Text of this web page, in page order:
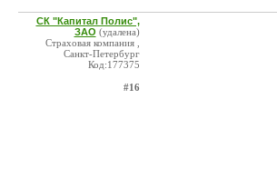
СК "Капитал Полис",
ЗАО (удалена)
Страховая компания ,
Санкт-Петербург
Код:177375
#16